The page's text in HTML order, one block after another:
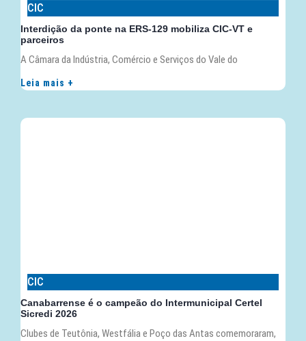
CIC
Interdição da ponte na ERS-129 mobiliza CIC-VT e
parceiros
A Câmara da Indústria, Comércio e Serviços do Vale do
Leia mais +
CIC
Canabarrense é o campeão do Intermunicipal Certel
Sicredi 2026
Clubes de Teutônia, Westfália e Poço das Antas comemoraram,